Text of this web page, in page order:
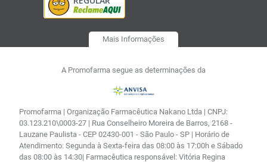
Mais Informações
A Promofarma segue as determinações da
Promofarma | Organização Farmacêutica Nakano Ltda | CNPJ:
03.123.210\0003-27 | Rua Conselheiro Moreira de Barros, 2168 -
Lauzane Paulista - CEP 02430-001 - São Paulo - SP | Horário de
Atendimento: Segunda à Sexta-feira das 08:00 às 17:00h e Sábado
das 08:00 às 14:30| Farmacêutica responsável: Vitória Regina